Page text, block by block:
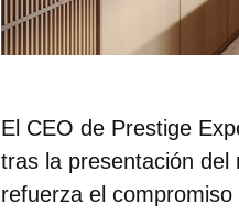
El CEO de Prestige
tras la presentación del
refuerza el